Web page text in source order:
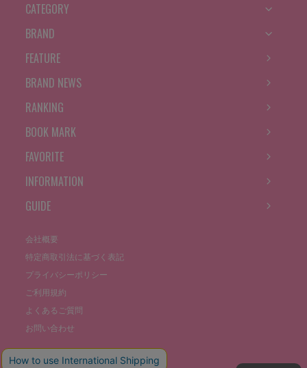
CATEGORY
BRAND
FEATURE
BRAND NEWS
RANKING
BOOK MARK
FAVORITE
INFORMATION
GUIDE
会社概要
特定商取引法に基づく表記
プライバシーポリシー
ご利用規約
よくあるご質問
お問い合わせ